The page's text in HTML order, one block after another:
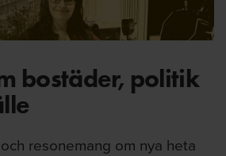
bostäder, politik
resonemang om nya heta